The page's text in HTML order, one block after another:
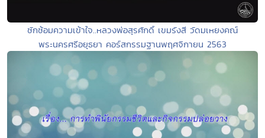
ซักซ้อมความเข้าใจ..หลวงพ่อสุรศักดิ์ เขมรังสี วัดมเหยงคณ์
พระนครศรีอยุธยา คอร์สกรรมฐานพฤศจิกายน 2563